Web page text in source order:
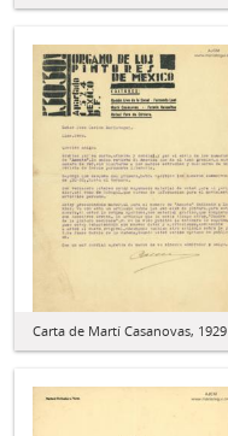
Carta de Martí Casanovas, 1929